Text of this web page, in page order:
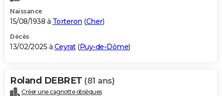
Naissance
15/08/1938 à Torteron (Cher)
Décès
13/02/2025 à Ceyrat(Puy-de-Dôme)
Roland DEBRET (81 ans)
Créer une cagnotte obsèques